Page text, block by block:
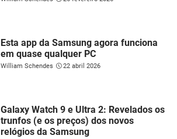
Esta app da Samsung agora funciona
em quase qualquer PC
William Schendes 22 abril 2026
Galaxy Watch 9 e Ultra 2: Revelados os
trunfos (e os preços) dos novos
relógios da Samsung